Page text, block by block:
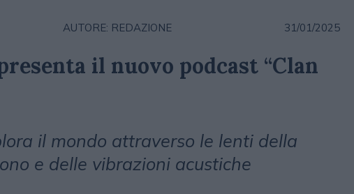
AUTORE: REDAZIONE 31/01/2025
il nuovo podcast “Clan
il mondo attraverso le lenti della
e delle vibrazioni acustiche